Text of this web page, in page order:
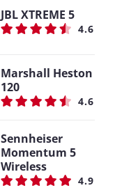
JBL XTREME 5
4.6
Marshall Heston
120
4.6
Sennheiser
Momentum 5
Wireless
4.9